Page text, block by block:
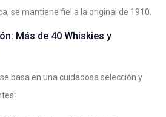
se mantiene fiel a la original de 1910.
Más de 40 Whiskies y
basa en una cuidadosa selección y